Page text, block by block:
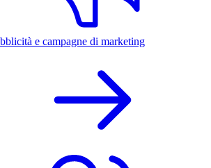
e campagne di marketing